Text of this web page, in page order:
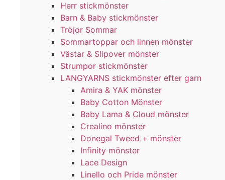
Herr stickmönster
Barn & Baby stickmönster
Tröjor Sommar
Sommartoppar och linnen mönster
Västar & Slipover mönster
Strumpor stickmönster
LANGYARNS stickmönster efter garn
Amira & YAK mönster
Baby Cotton Mönster
Baby Lama & Cloud mönster
Crealino mönster
Donegal Tweed + mönster
Infinity mönster
Lace Design
Linello och Pride mönster